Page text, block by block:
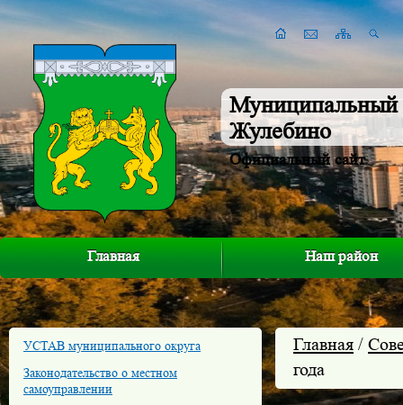
Муниципальный
Жулебино
Официальный сайт
Главная Наш район
УСТАВ муниципального округа
Законодательство о местном
самоуправлении
Главная /
года